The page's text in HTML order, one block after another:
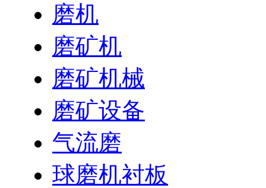
磨机
磨矿机
磨矿机械
磨矿设备
气流磨
球磨机衬板